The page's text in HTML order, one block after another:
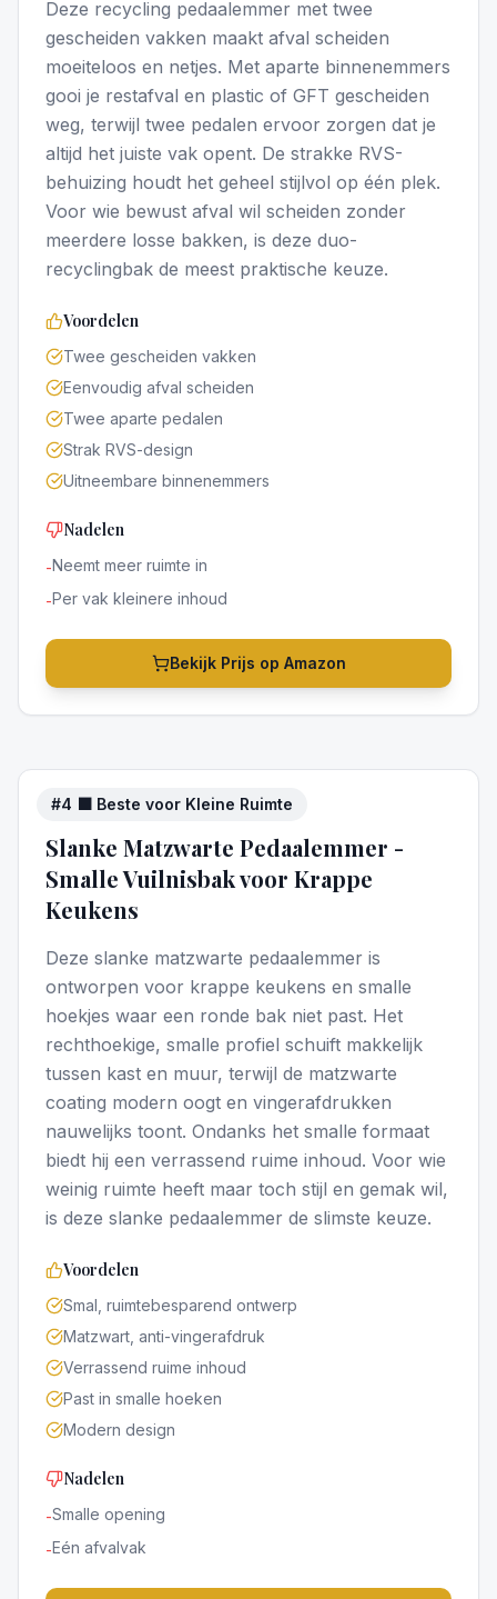
Deze recycling pedaalemmer met twee
gescheiden vakken maakt afval scheiden
moeiteloos en netjes. Met aparte binnenemmers
gooi je restafval en plastic of GFT gescheiden
weg, terwijl twee pedalen ervoor zorgen dat je
altijd het juiste vak opent. De strakke RVS-
behuizing houdt het geheel stijlvol op één plek.
Voor wie bewust afval wil scheiden zonder
meerdere losse bakken, is deze duo-
recyclingbak de meest praktische keuze.
Voordelen
Twee gescheiden vakken
Eenvoudig afval scheiden
Twee aparte pedalen
Strak RVS-design
Uitneembare binnenemmers
Nadelen
-Neemt meer ruimte in
-Per vak kleinere inhoud
Bekijk Prijs op Amazon
#4 ⬛ Beste voor Kleine Ruimte
4/5
Slanke Matzwarte Pedaalemmer -
Smalle Vuilnisbak voor Krappe
Keukens
Deze slanke matzwarte pedaalemmer is
ontworpen voor krappe keukens en smalle
hoekjes waar een ronde bak niet past. Het
rechthoekige, smalle profiel schuift makkelijk
tussen kast en muur, terwijl de matzwarte
coating modern oogt en vingerafdrukken
nauwelijks toont. Ondanks het smalle formaat
biedt hij een verrassend ruime inhoud. Voor wie
weinig ruimte heeft maar toch stijl en gemak wil,
is deze slanke pedaalemmer de slimste keuze.
Voordelen
Smal, ruimtebesparend ontwerp
Matzwart, anti-vingerafdruk
Verrassend ruime inhoud
Past in smalle hoeken
Modern design
Nadelen
-Smalle opening
-Eén afvalvak